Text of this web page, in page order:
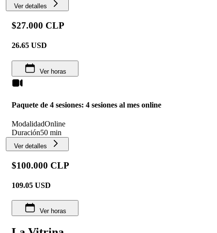
Ver detalles
$27.000 CLP
26.65 USD
Ver horas
Paquete de 4 sesiones: 4 sesiones al mes online
ModalidadOnline
Duración50 min
Ver detalles
$100.000 CLP
109.05 USD
Ver horas